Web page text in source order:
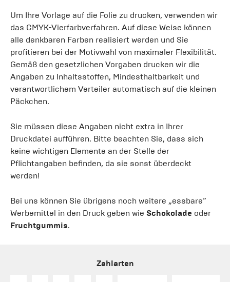
Um Ihre Vorlage auf die Folie zu drucken, verwenden wir
das CMYK-Vierfarbverfahren. Auf diese Weise können
alle denkbaren Farben realisiert werden und Sie
profitieren bei der Motivwahl von maximaler Flexibilität.
Gemäß den gesetzlichen Vorgaben drucken wir die
Angaben zu Inhaltsstoffen, Mindesthaltbarkeit und
verantwortlichem Verteiler automatisch auf die kleinen
Päckchen.
Sie müssen diese Angaben nicht extra in Ihrer
Druckdatei aufführen. Bitte beachten Sie, dass sich
keine wichtigen Elemente an der Stelle der
Pflichtangaben befinden, da sie sonst überdeckt
werden!
Bei uns können Sie übrigens noch weitere „essbare“
Werbemittel in den Druck geben wie Schokolade oder
Fruchtgummis.
Zahlarten